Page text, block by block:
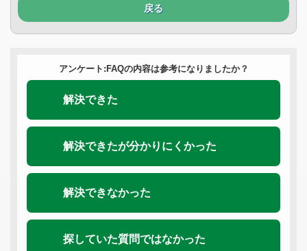
戻る
アンケート:FAQの内容は参考になりましたか？
解決できた
解決できたが分かりにくかった
解決できなかった
探していた質問ではなかった